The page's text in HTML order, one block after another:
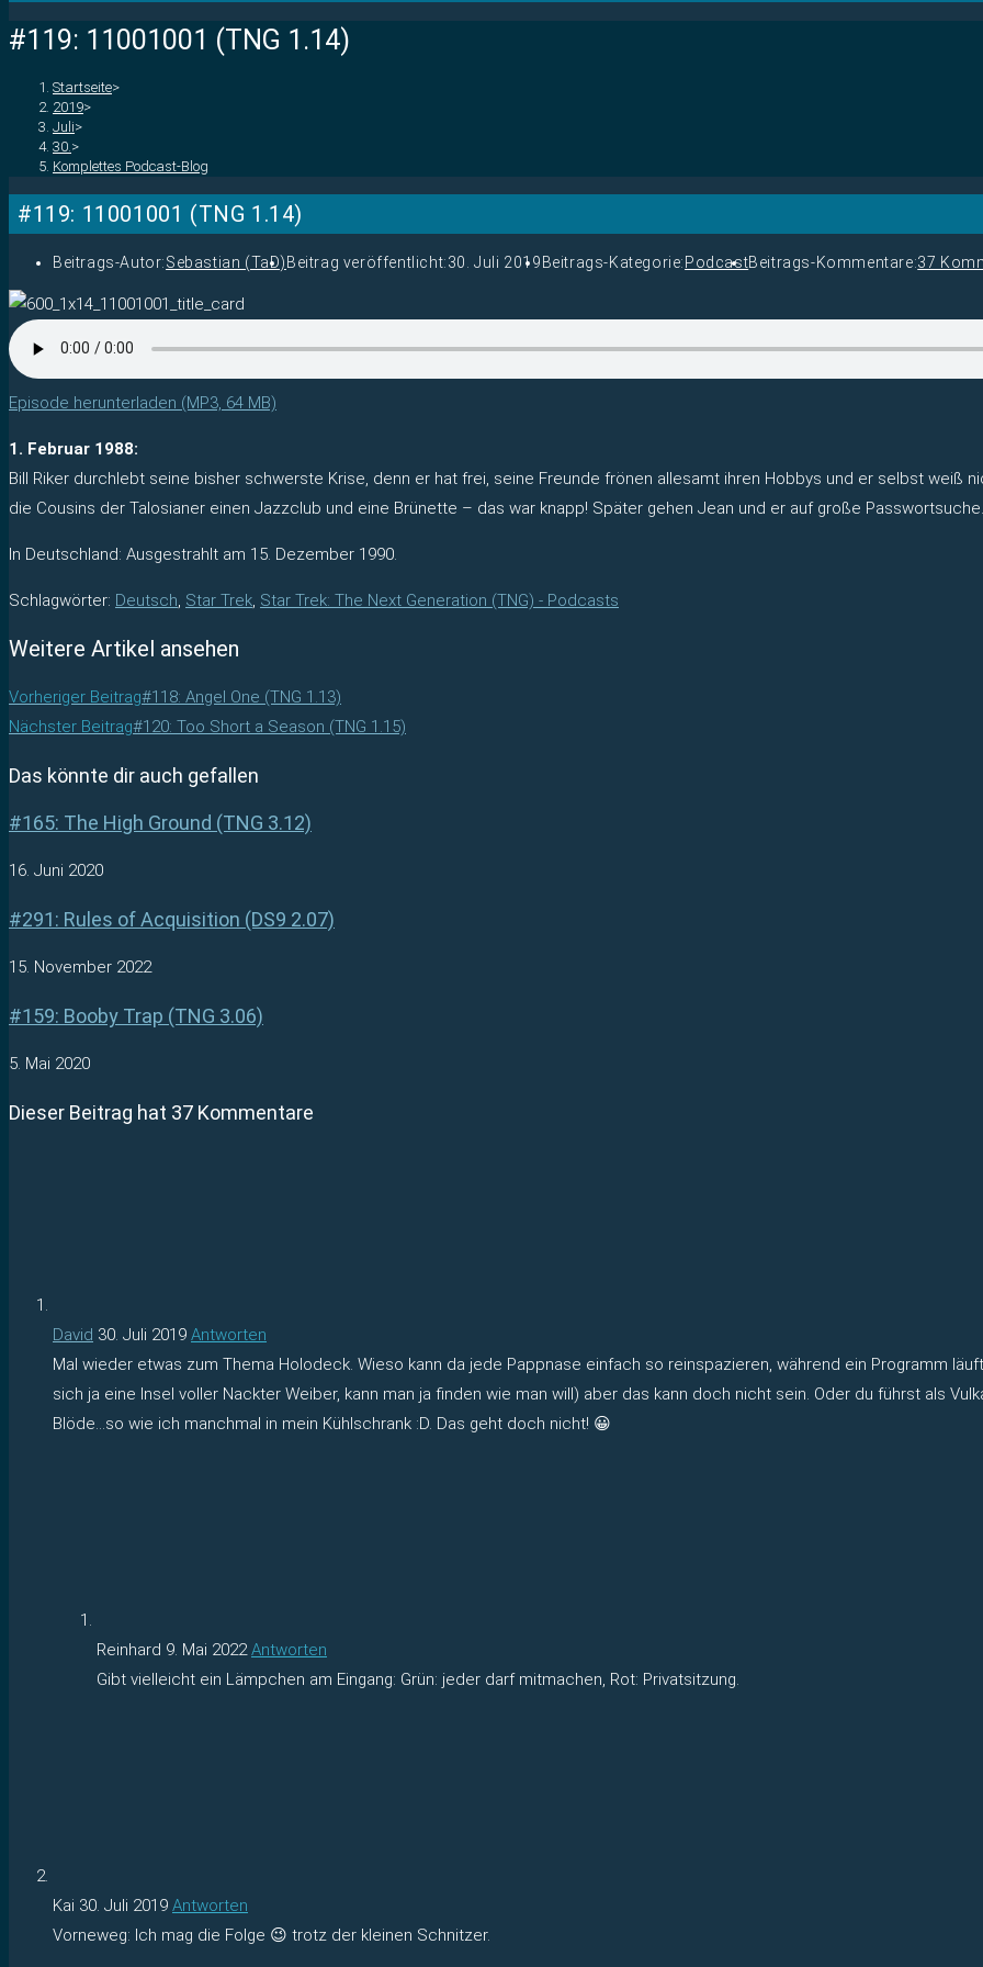
#119: 11001001 (TNG 1.14)
Startseite>
2019>
Juli>
30. >
Komplettes Podcast-Blog
#119: 11001001 (TNG 1.14)
Beitrags-Autor:Sebastian (TaD) Beitrag veröffentlicht:30. Juli 2019 Beitrags-Kategorie: PodcastBeitrags-Kommentare:37
Episode herunterladen (MP3, 64 MB)
1. Februar 1988:
Bill Riker durchlebt seine bisher schwerste Krise, denn er hat frei, seine Freunde frönen allesamt ihren Hobbys und er selbst weiß
die Cousins der Talosianer einen Jazzclub und eine Brünette – das war knapp! Später gehen Jean und er auf große Passwortsuche.
In Deutschland: Ausgestrahlt am 15. Dezember 1990.
Schlagwörter: Deutsch, Star Trek, Star Trek: The Next Generation (TNG) - Podcasts
Weitere Artikel ansehen
Vorheriger Beitrag#118: Angel One (TNG 1.13)
Nächster Beitrag#120: Too Short a Season (TNG 1.15)
Das könnte dir auch gefallen
#165: The High Ground (TNG 3.12)
16. Juni 2020
#291: Rules of Acquisition (DS9 2.07)
15. November 2022
#159: Booby Trap (TNG 3.06)
5. Mai 2020
Dieser Beitrag hat 37 Kommentare
David 30. Juli 2019 Antworten
Mal wieder etwas zum Thema Holodeck. Wieso kann da jede Pappnase einfach so reinspazieren, während ein Programm
sich ja eine Insel voller Nackter Weiber, kann man ja finden wie man will) aber das kann doch nicht sein. Oder du führst als
Blöde…so wie ich manchmal in mein Kühlschrank :D. Das geht doch nicht! 😀
Reinhard 9. Mai 2022 Antworten
Gibt vielleicht ein Lämpchen am Eingang: Grün: jeder darf mitmachen, Rot: Privatsitzung.
Kai 30. Juli 2019 Antworten
Vorneweg: Ich mag die Folge 😉 trotz der kleinen Schnitzer.